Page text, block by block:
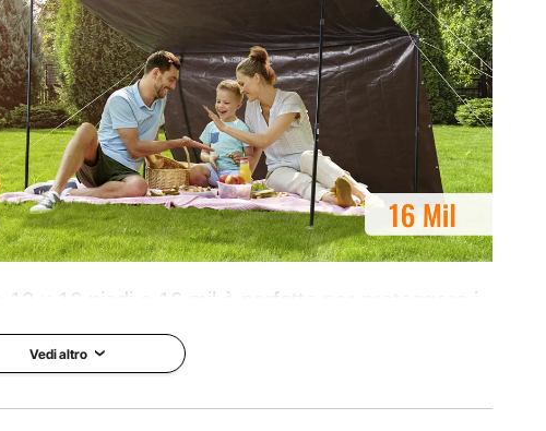
12 x 16 piedi e 16 mil è perfetto per proteggere i
È resistente agli strappi, rinforzato e
ideale per attività e progetti all'aperto.
Vedi altro